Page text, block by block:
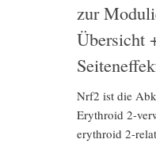
zur
Übersicht
Nrf2 ist die
Erythroid 2-
erythroid 2-